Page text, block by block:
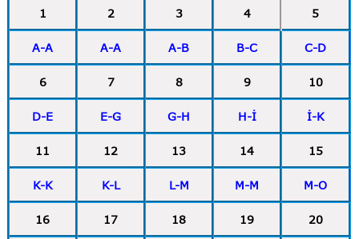
1 2 3 4 5
A-A A-A A-B B-C C-D
6 7 8 9 10
D-E E-G G-H H-İ İ-K
11 12 13 14 15
K-K K-L L-M M-M M-O
16 17 18 19 20